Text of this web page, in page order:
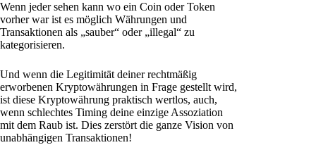
Wenn jeder sehen kann wo ein Coin oder Token
vorher war ist es möglich Währungen und
Transaktionen als „sauber“ oder „illegal“ zu
kategorisieren.
Und wenn die Legitimität deiner rechtmäßig
erworbenen Kryptowährungen in Frage gestellt wird,
ist diese Kryptowährung praktisch wertlos, auch,
wenn schlechtes Timing deine einzige Assoziation
mit dem Raub ist. Dies zerstört die ganze Vision von
unabhängigen Transaktionen!